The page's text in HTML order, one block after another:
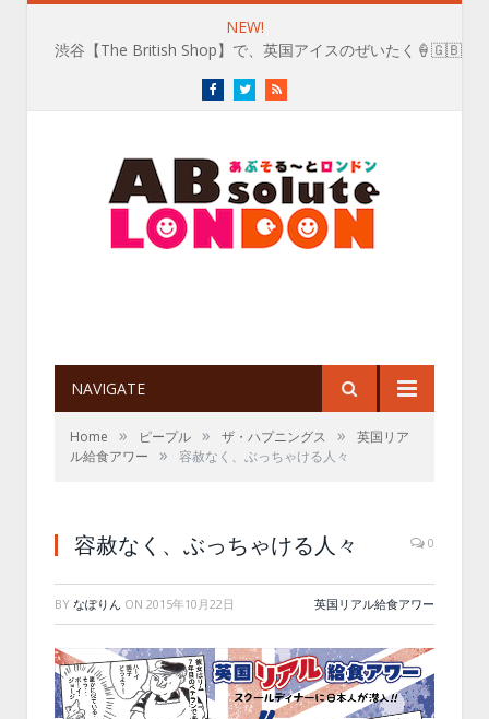
NEW!
渋谷【The British Shop】で、英国アイスのぜいたく🍦🇬🇧
FacebookTwitterRSS
NAVIGATE
Home » ピープル » ザ・ハプニングス »
英国リア
ル給食アワー
» 容赦なく、ぶっちゃける人々
容赦なく、ぶっちゃける人々 0
BY なぽりん ON 2015年10月22日 英国リアル給食アワー